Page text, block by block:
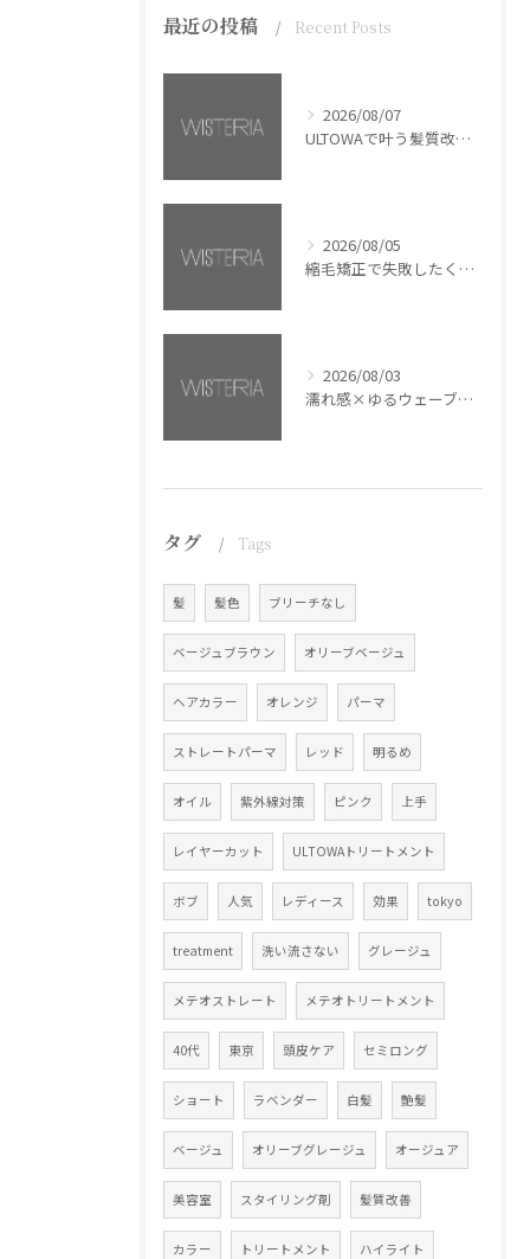
最近の投稿 Recent Posts
2026/08/07
ULTOWAで叶う髪質改善美髪カラー【銀座・美容室WISTERIA】
2026/08/05
縮毛矯正で失敗したくない方へ【銀座・美容室WISTERIA】
2026/08/03
濡れ感×ゆるウェーブミディアム【銀座・美容室WISTERIA】
タグ Tags
髪 髪色 ブリーチなし
ベージュブラウン オリーブベージュ
ヘアカラー オレンジ パーマ
ストレートパーマ レッド 明るめ
オイル 紫外線対策 ピンク 上手
レイヤーカット ULTOWAトリートメント
ボブ 人気 レディース 効果 tokyo
treatment 洗い流さない グレージュ
メテオストレート メテオトリートメント
40代 東京 頭皮ケア セミロング
ショート ラベンダー 白髪 艶髪
ベージュ オリーブグレージュ オージュア
美容室 スタイリング剤 髪質改善
カラー トリートメント ハイライト